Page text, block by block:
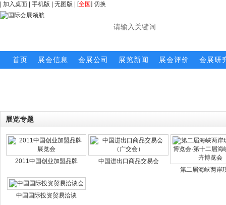
加入桌面 手机版 无图版 | [全国] 切换
首页 展会信息 会展公司 展览新闻 展会评价 会展研
展览专题
2011中国创业加盟品牌
中国进出口商品交易会
第二届海峡两岸
中国国际投资贸易洽谈